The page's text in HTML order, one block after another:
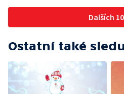
Dalších
Ostatní také